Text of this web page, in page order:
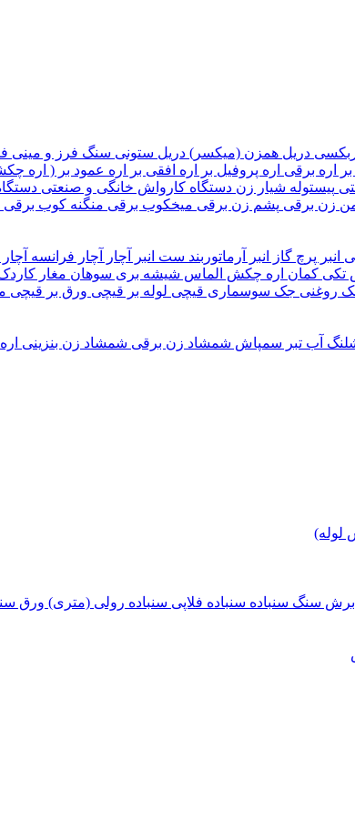
دریل همزن (میکسر) دریل ستونی سنگ فرز و مینی
اره برقی اره پروفیل بر اره افقی بر اره عمود بر ( اره
پیستوله شیار زن دستگاه کارواش خانگی و صنعتی
زن برقی پشم زن برقی میخکوب برقی منگنه کوب برقی
انبر پرچ گاز انبر آرماتوربند ست انبر آچار آچار فرانسه
تکی کمان اره چکش الماس شیشه بری سوهان مغار
روغنی جک سوسماری قیچی لوله بر قیچی ورق بر قیچی
آب تبر سمپاش شمشاد زن برقی شمشاد زن بنزینی
لوله)
سنگ سنباده سنباده فلاپی سنباده رولی (متری) ورق